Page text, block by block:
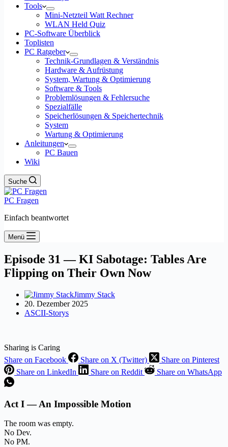
Tools
Mini-Netzteil Watt Rechner
WLAN Held Quiz
PC-Software Überblick
Toplisten
PC Ratgeber
Technik-Grundlagen & Verständnis
Hardware & Aufrüstung
System, Wartung & Optimierung
Software & Tools
Problemlösungen & Fehlersuche
Spezialfälle
Speicherlösungen & Speichertechnik
System
Wartung & Optimierung
Anleitungen
PC Bauen
Wiki
Suche
PC Fragen
Einfach beantwortet
Menü
Episode 31 — KI Sabotage: Tables Are
Flipping on Their Own Now
Jimmy Stack
20. Dezember 2025
ASCII-Storys
Sharing is Caring
Share on Facebook
Share on X (Twitter)
Share on Pinterest
Share on LinkedIn
Share on Reddit Share on WhatsApp
Act I — An Impossible Motion
The room was empty.
No Dev.
No PM.